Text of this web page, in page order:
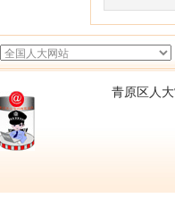
青原区人